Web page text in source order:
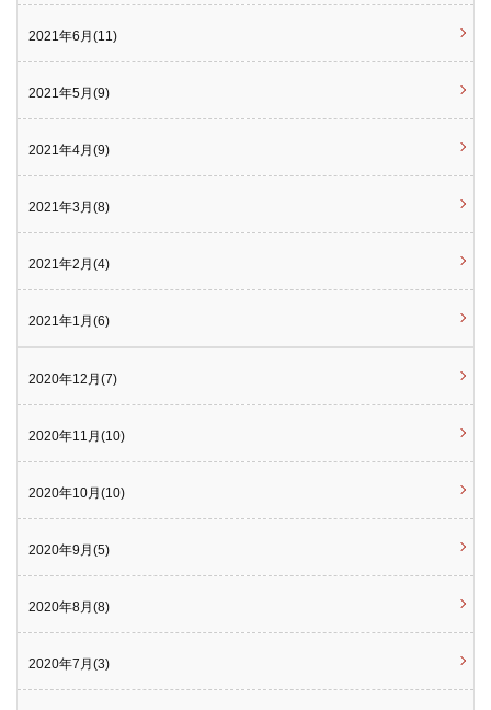
2021年6月(11)
2021年5月(9)
2021年4月(9)
2021年3月(8)
2021年2月(4)
2021年1月(6)
2020年12月(7)
2020年11月(10)
2020年10月(10)
2020年9月(5)
2020年8月(8)
2020年7月(3)